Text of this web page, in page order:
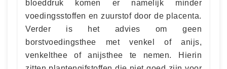
bloeddruk komen er namelijk minder
voedingsstoffen en zuurstof door de placenta.
Verder is het advies om geen
borstvoedingsthee met venkel of anijs,
venkelthee of anijsthee te nemen. Hierin